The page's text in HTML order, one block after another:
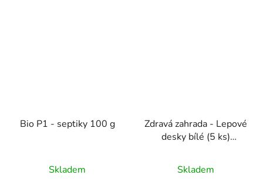
Bio P1 - septiky 100 g
Skladem
Zdravá zahrada - Lepové
desky bílé (5 ks)
Skladem